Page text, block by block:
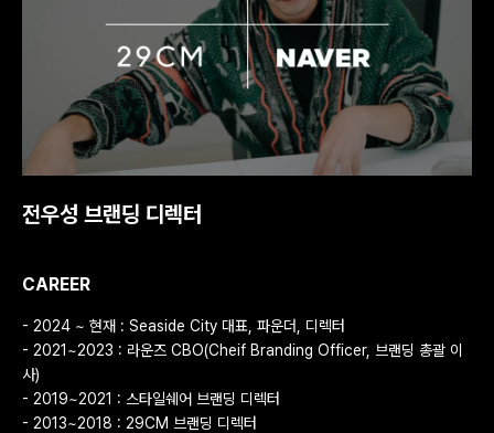
전우성 브랜딩 디렉터
CAREER
- 2024 ~ 현재 : Seaside City 대표, 파운더, 디렉터
- 2021~2023 : 라운즈 CBO(Cheif Branding Officer, 브랜딩 총괄 이
사)
- 2019~2021 : 스타일쉐어 브랜딩 디렉터
- 2013~2018 : 29CM 브랜딩 디렉터